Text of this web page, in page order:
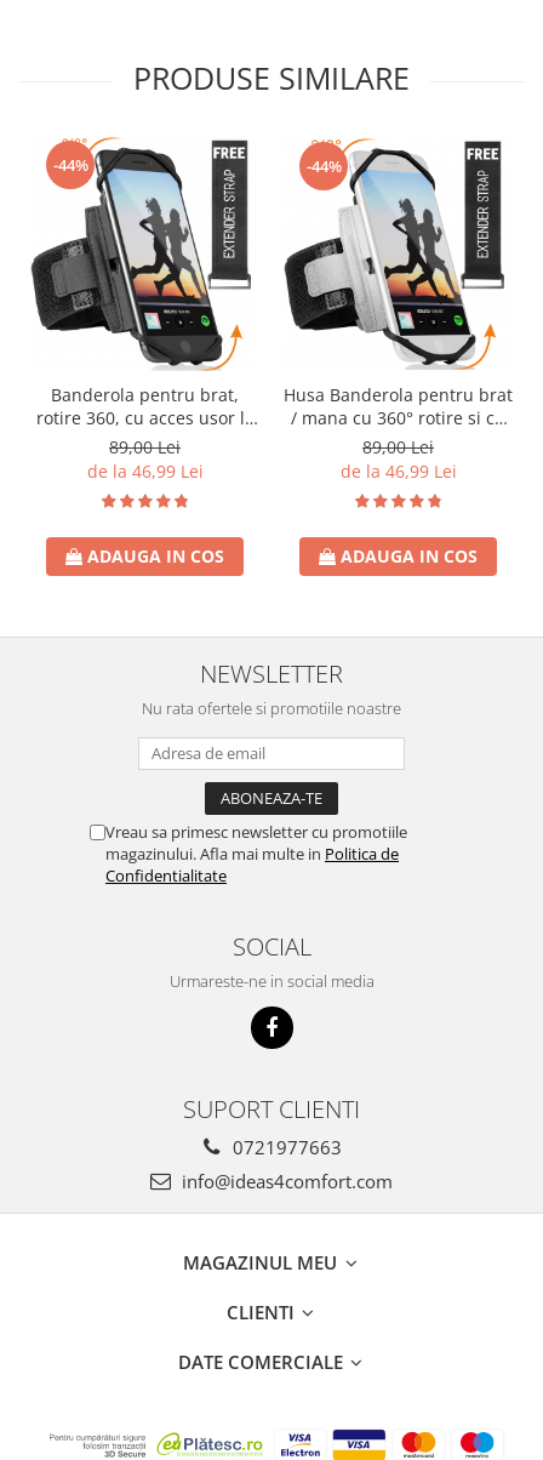
PRODUSE SIMILARE
-44%
Banderola pentru brat,
rotire 360, cu acces usor la
ecran, pentru alergare,
fiteness, sala, bicicleta,
89,00 Lei
de la 46,99 Lei
ADAUGA IN COS
-44%
Husa Banderola pentru brat
/ mana cu 360° rotire si cu
acces usor la ecran, pentru
alergat, sala, bicicleta,
89,00 Lei
de la 46,99 Lei
ADAUGA IN COS
NEWSLETTER
Nu rata ofertele si promotiile noastre
Vreau sa primesc newsletter cu promotiile
magazinului. Afla mai multe in Politica de
Confidentialitate
SOCIAL
Urmareste-ne in social media
SUPORT CLIENTI
0721977663
info@ideas4comfort.com
MAGAZINUL MEU
CLIENTI
DATE COMERCIALE